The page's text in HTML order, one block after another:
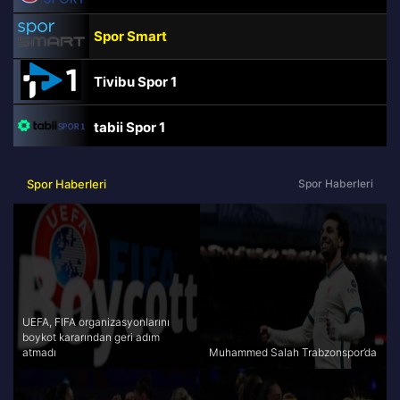
Spor Smart
Tivibu Spor 1
tabii Spor 1
tabii Spor
A Spor
Tivibu Spor
Spor Haberleri Spor Haberleri
UEFA, FIFA organizasyonlarını
boykot kararından geri adım
atmadı
Muhammed Salah Trabzonspor’da